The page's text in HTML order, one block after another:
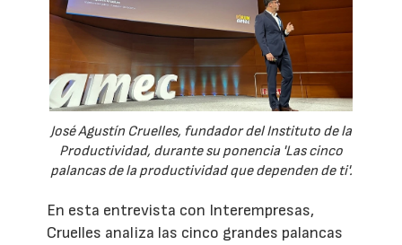
José Agustín Cruelles, fundador del Instituto de la
Productividad, durante su ponencia 'Las cinco
palancas de la productividad que dependen de ti'.
En esta entrevista con Interempresas,
Cruelles analiza las cinco grandes palancas